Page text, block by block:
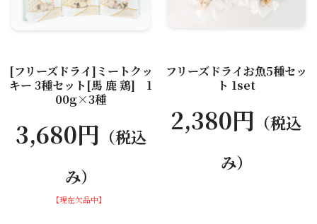
[フリーズドライ]ミートクッ
キー 3種セット[馬 鹿 鶏] 1
00g×3種
3,680円 （税込
み）
【現在欠品中】
フリーズドライお魚5種セッ
ト 1set
2,380円 （税込
み）